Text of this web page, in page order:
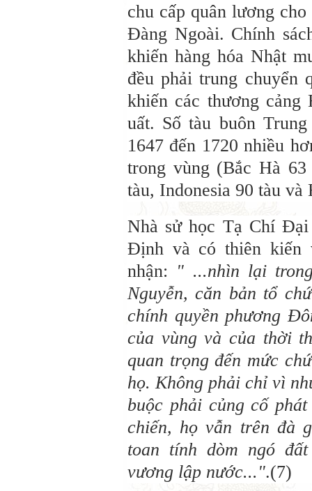
chu cấp quân lương
Đàng Ngoài. Chính
khiến hàng hóa Nhật
đều phải trung chuyển
khiến các thương cảng
uất. Số tàu buôn
1647 đến 1720 nhiều
trong vùng (Bắc Hà
tàu, Indonesia 90 tàu
Nhà sử học Tạ Chí
Định và có thiên kiến
nhận: " ...nhìn lại
Nguyễn, căn bản tổ
chính quyền phương
của vùng và của thời
quan trọng đến mức
họ. Không phải chỉ vì
buộc phải củng cố
chiến, họ vẫn trên đà
toan tính dòm ngó
vương lập nước...".(7)